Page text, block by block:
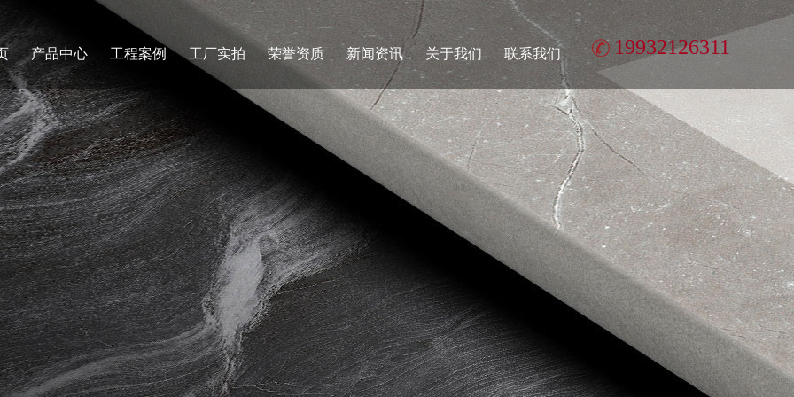
产品中心 工程案例 工厂实拍 荣誉资质 新闻资讯 关于我们 联系我们 19932126311